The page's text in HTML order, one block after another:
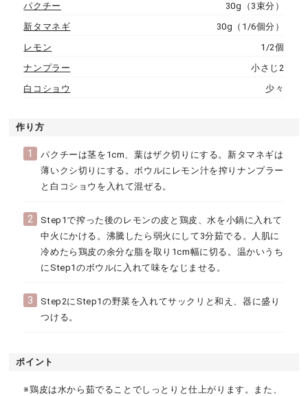
パクチー
30g（3束分）
新タマネギ
30g（1/6個分）
レモン
1/2個
ナンプラー
小さじ2
白コショウ
少々
作り方
1
パクチーは茎を1cm、葉はザク切りにする。新タマネギは
薄いクシ切りにする。ボウルにレモン汁を搾りナンプラー
と白コショウを入れて混ぜる。
2
Step1で搾った後のレモンの皮と鶏皮、水を小鍋に入れて
中火にかける。沸騰したら弱火にして3分茹でる。人肌に
冷めたら鶏皮の余分な脂を取り1cm幅に切る。温かいうち
にStep1のボウルに入れて味をなじませる。
3
Step2にStep1の野菜を入れてサックリと和え、器に盛り
つける。
ポイント
※鶏皮は水から茹でることでしっとりと仕上がります。また、